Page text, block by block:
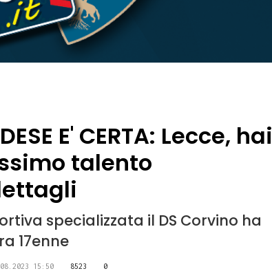
E' CERTA: Lecce, hai
talento
specializzata il DS Corvino ha
17enne
15:50 8523 0